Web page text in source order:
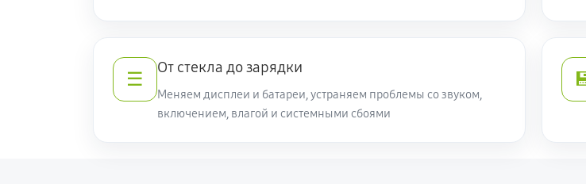
☰
От стекла до зарядки
Меняем дисплеи и батареи, устраняем проблемы со звуком,
включением, влагой и системными сбоями